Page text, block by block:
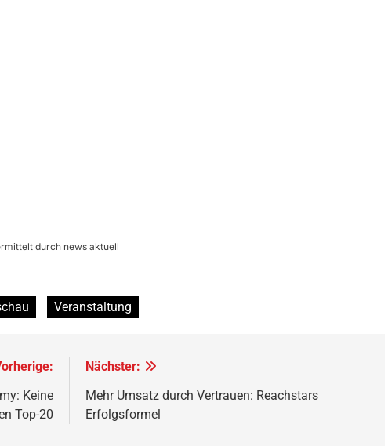
durch news aktuell
Veranstaltung
Keine
Top-20
Nächster:
Mehr Umsatz durch Vertrauen: Reachstars
Erfolgsformel